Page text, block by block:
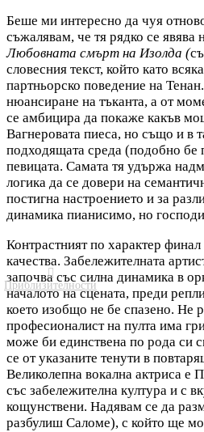

Приблизителности
Беше ми интересно да чуя
съжалявам, че тя рядко се явява
Любовната смърт на Изолда (
словесния текст, който като
партньорско поведение на
нюансиране на тъканта, а от
се амбицира да покаже какъв
Вагнеровата пиеса, но също и в
подходящата среда (подобно бе
певицата. Самата тя удържа
логика да се довери на
постигна настроението и за
динамика пианисимо, но
Контрастният по характер
качества. Забележителната
започва със силна динамика в
началото на сцената, преди
което изобщо не бе спазено. Не
професионалист на пулта има
може би единствена по рода си
се от указаните тенути в
Великолепна вокална актриса е
със забележителна култура и с
кощунствени. Надявам се да
разбулиш Саломе), с който ще